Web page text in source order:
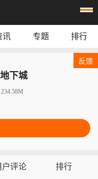
讯 专题 排行
下城
234.58M
反馈
户评论 排行